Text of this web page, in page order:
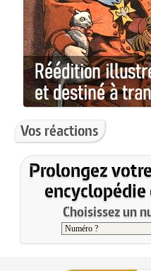
Vos réactions
Prolongez
encyclopédie
Choisissez un